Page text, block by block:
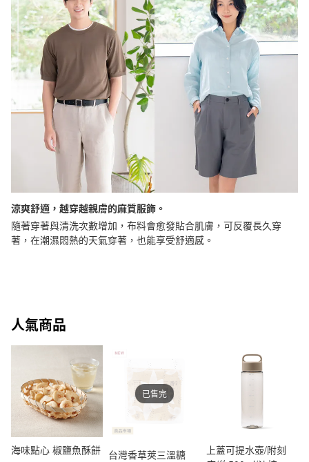
涼爽舒適，越穿越親膚的麻質服飾。
隨著穿著與清洗次數增加，布料會愈發貼合肌膚，可反覆長久穿
著，在潮濕悶熱的天氣穿著，也能享受舒適感。
人氣商品
海味點心 椒鹽魚酥餅 台灣香草莢三溫糖
已售完
上蓋可提水壺/附刻